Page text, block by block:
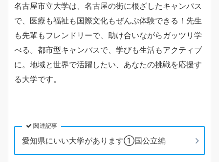
名古屋市立大学は、名古屋の街に根ざしたキャンパス
で、医療も福祉も国際文化もぜんぶ体験できる！先生
も先輩もフレンドリーで、助け合いながらガッツリ学
べる。都市型キャンパスで、学びも生活もアクティブ
に。地域と世界で活躍したい、あなたの挑戦を応援す
る大学です。
関連記事
愛知県にいい大学があります①国公立編